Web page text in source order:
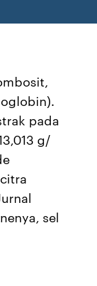
pada
g/
sel